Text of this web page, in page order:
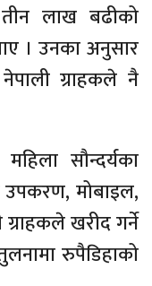
लाख बढीको
। उनका अनुसार
ग्राहकले नै
सौन्दर्यका
उपकरण, मोबाइल,
खरीद गर्ने
रुपैडिहाको